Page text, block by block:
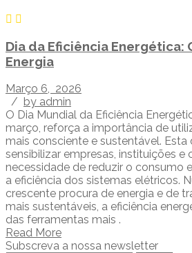
Dia da Eficiência Energética:
Energia
Março 6, 2026
/ by admin
O Dia Mundial da Eficiência
março, reforça a importância de
mais consciente e sustentável.
sensibilizar empresas, instituições e
necessidade de reduzir o consumo
a eficiência dos sistemas elétricos.
crescente procura de energia e de
mais sustentáveis, a eficiência
das ferramentas mais .
Read More
Subscreva a nossa newsletter